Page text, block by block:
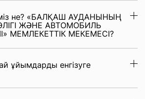
не? «БАЛҚАШ АУДАНЫНЫҢ
ЖӘНЕ АВТОМОБИЛЬ
МЕМЛЕКЕТТІК МЕКЕМЕСІ?
ұйымдарды енгізуге